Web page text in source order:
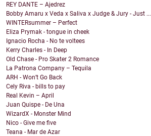
REY DANTE – Ajedrez
Bobby Amaru x Veda x Saliva x Judge & Jury - Just ...
WINTERsummer – Perfect
Eliza Prymak - tongue in cheek
Ignacio Rocha - No te voltees
Kerry Charles - In Deep
Old Chase - Pro Skater 2 Romance
La Patrona Company – Tequila
ARH - Won’t Go Back
Cely Riva - bills to pay
Real Kevin – April
Juan Quispe - De Una
WizardX - Monster Mind
Nico - Give me five
Teana - Mar de Azar